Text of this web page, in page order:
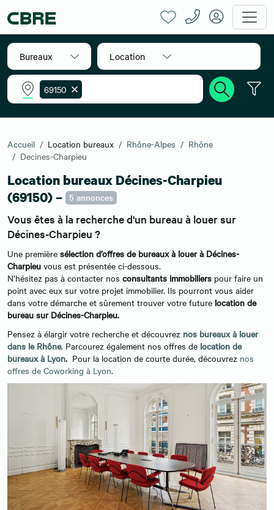
Bureaux Location
69150
Accueil Location bureaux Rhône-Alpes
Rhône
Decines-Charpieu
Location bureaux Décines-Charpieu
(69150) – 5 annonces
Vous êtes à la recherche d'un bureau à louer sur
Décines-Charpieu ?
Une première sélection d’offres de bureaux à louer à Décines-
Charpieu vous est présentée ci-dessous.
N’hésitez pas à contacter nos consultants immobiliers pour faire un
point avec eux sur votre projet immobilier. Ils pourront vous aider
dans votre démarche et sûrement trouver votre future location de
bureau sur Décines-Charpieu.
Pensez à élargir votre recherche et découvrez nos bureaux à louer
dans le Rhône. Parcourez également nos offres de location de
bureaux à Lyon. Pour la location de courte durée, découvrez nos
offres de Coworking à Lyon.